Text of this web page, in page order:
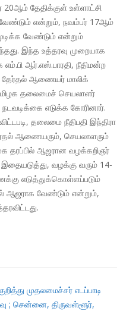
20ஆம் தேதிக்குள் உள்ளாட்சி
என்றும், நவம்பர் 17ஆம்
வேண்டும் என்றும்
இந்த உத்தரவு முறையாக
ஆர்.எஸ்.பாரதி, நீதிமன்ற
தேர்தல் ஆணையர் மாலிக்
தலைமைச் செயலாளர்
எடுக்க கோரினார்.
தலைமை நீதிபதி இந்திரா
தேர்தல் ஆணையரும், செயலாளரும்
தரப்பில் ஆஜரான வழக்கறிஞர்
வழக்கு வரும் 14-
எடுத்துக்கொள்ளப்படும்
ஆஜராக வேண்டும் என்றும்,
முதலமைச்சர் எடப்பாடி
; சென்னை, திருவள்ளூர்,